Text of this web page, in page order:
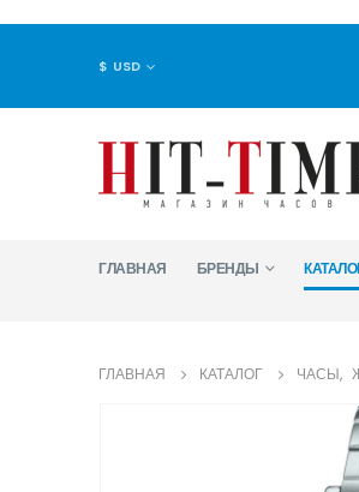
$ USD
ГЛАВНАЯ БРЕНДЫ
ГЛАВНАЯ КАТАЛОГ ЧАСЫ,